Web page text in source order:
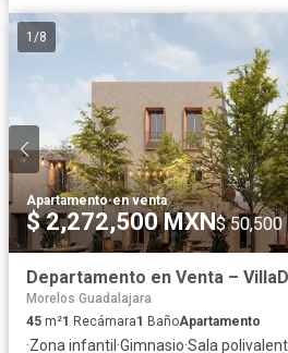
1 /8
Apartamento·en venta
$ 2,272,500 MXN$ 50,500
Departamento en Venta –
Morelos Guadalajara
45 m²1 Recámara1 BañoApartamento
·Zona infantil·Gimnasio·Sala